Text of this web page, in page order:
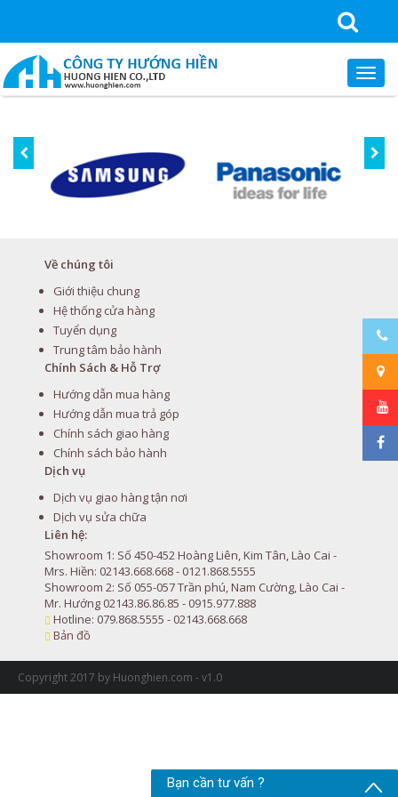
Về chúng tôi
Giới thiệu chung
Hệ thống cửa hàng
Tuyển dụng
Trung tâm bảo hành
Chính Sách & Hỗ Trợ
Hướng dẫn mua hàng
Hướng dẫn mua trả góp
Chính sách giao hàng
Chính sách bảo hành
Dịch vụ
Dịch vụ giao hàng tận nơi
Dịch vụ sửa chữa
Liên hệ:
Showroom 1: Số 450-452 Hoàng Liên, Kim Tân, Lào Cai -
Mrs. Hiền: 02143.668.668 - 0121.868.5555
Showroom 2: Số 055-057 Trần phú, Nam Cường, Lào Cai -
Mr. Hướng 02143.86.86.85 - 0915.977.888
Hotline: 079.868.5555 - 02143.668.668
Bản đồ
Copyright 2017 by Huonghien.com - v1.0
Bạn cần tư vấn ?